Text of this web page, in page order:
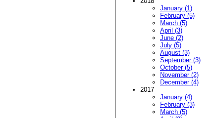
January (1)
February (5)
March (5)
April (3)
June (2)
July (5)
August (3)
September (3)
October (5)
November (2)
December (4)
2017
January (4)
February (3)
March (5)